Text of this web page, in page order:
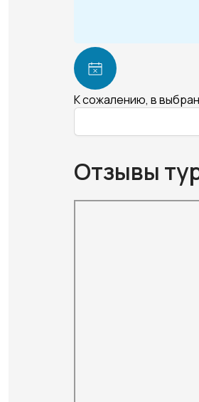
К сожалению, в
Отзывы